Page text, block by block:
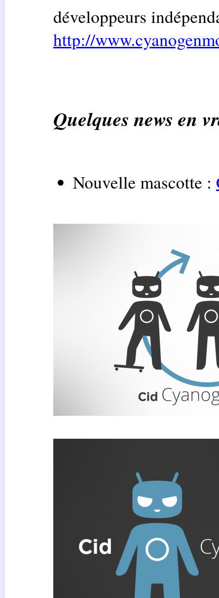
développeurs
http://
Quelques news en
Nouvelle mascotte :